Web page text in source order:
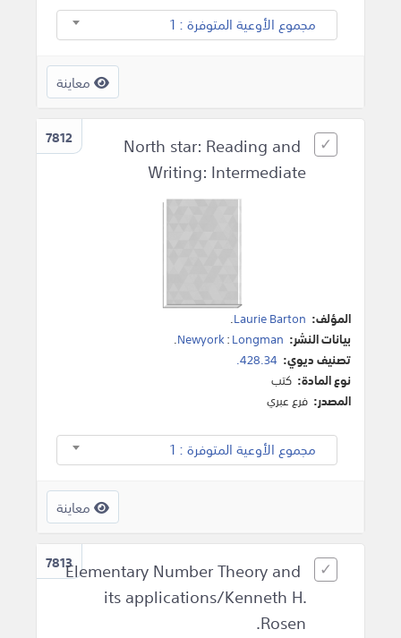
مجموع الأوعية المتوفرة : 1
معاينة
7812
North star: Reading and
Writing: Intermediate
المؤلف: Laurie Barton
.
بيانات النشر:
Newyork:Longman
.
تصنيف ديوي: 428.34.
نوع المادة: كتب
المصدر: فرع عبري
مجموع الأوعية المتوفرة : 1
معاينة
7813Elementary Number Theory and
its applications/Kenneth H.
Rosen.